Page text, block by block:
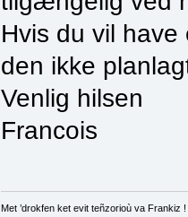
Hvis du vil
den ikke
Venlig hilsen
Francois
Met ’drokfen ket evit teñzorioù va Frankiz !